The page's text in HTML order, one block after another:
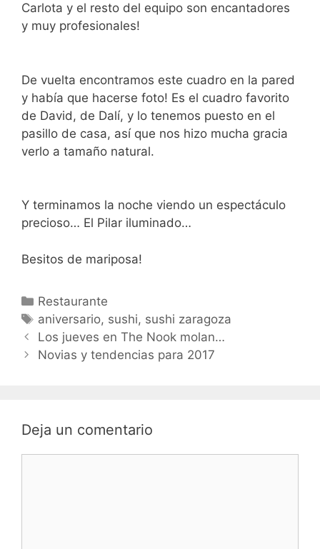
Carlota y el resto del equipo son encantadores
y muy profesionales!
De vuelta encontramos este cuadro en la pared
y había que hacerse foto! Es el cuadro favorito
de David, de Dalí, y lo tenemos puesto en el
pasillo de casa, así que nos hizo mucha gracia
verlo a tamaño natural.
Y terminamos la noche viendo un espectáculo
precioso… El Pilar iluminado…
Besitos de mariposa!
Categorías
Restaurante
Etiquetas
aniversario, sushi, sushi zaragoza
Navegación
de
Los jueves en The Nook molan…
Novias y tendencias para 2017
Deja un comentario